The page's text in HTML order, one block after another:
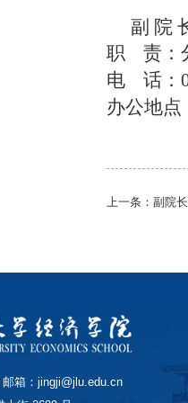
副 院
职 责：
电 话：
办公地点
上一条：副院
箱：jingji@jlu.edu.cn